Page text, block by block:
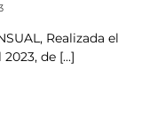
Realizada el
de [...]